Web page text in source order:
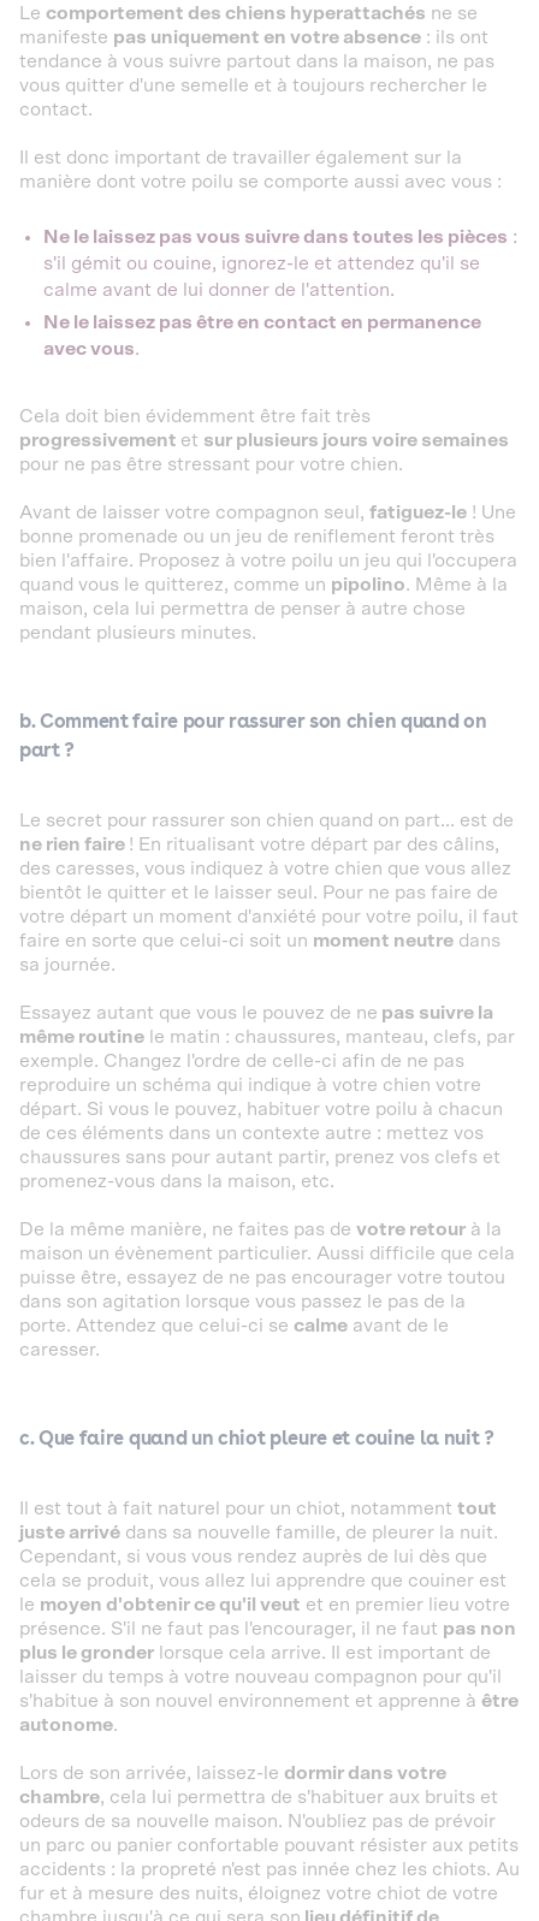
Le comportement des chiens hyperattachés ne se
manifeste pas uniquement en votre absence : ils ont
tendance à vous suivre partout dans la maison, ne pas
vous quitter d'une semelle et à toujours rechercher le
contact.
Il est donc important de travailler également sur la
manière dont votre poilu se comporte aussi avec vous :
Ne le laissez pas vous suivre dans toutes les pièces :
s'il gémit ou couine, ignorez-le et attendez qu'il se
calme avant de lui donner de l'attention.
Ne le laissez pas être en contact en permanence
avec vous.
Cela doit bien évidemment être fait très
progressivement et sur plusieurs jours voire semaines
pour ne pas être stressant pour votre chien.
Avant de laisser votre compagnon seul, fatiguez-le ! Une
bonne promenade ou un jeu de reniflement feront très
bien l'affaire. Proposez à votre poilu un jeu qui l'occupera
quand vous le quitterez, comme un pipolino. Même à la
maison, cela lui permettra de penser à autre chose
pendant plusieurs minutes.
b. Comment faire pour rassurer son chien quand on
part ?
Le secret pour rassurer son chien quand on part... est de
ne rien faire ! En ritualisant votre départ par des câlins,
des caresses, vous indiquez à votre chien que vous allez
bientôt le quitter et le laisser seul. Pour ne pas faire de
votre départ un moment d'anxiété pour votre poilu, il faut
faire en sorte que celui-ci soit un moment neutre dans
sa journée.
Essayez autant que vous le pouvez de ne pas suivre la
même routine le matin : chaussures, manteau, clefs, par
exemple. Changez l'ordre de celle-ci afin de ne pas
reproduire un schéma qui indique à votre chien votre
départ. Si vous le pouvez, habituer votre poilu à chacun
de ces éléments dans un contexte autre : mettez vos
chaussures sans pour autant partir, prenez vos clefs et
promenez-vous dans la maison, etc.
De la même manière, ne faites pas de votre retour à la
maison un évènement particulier. Aussi difficile que cela
puisse être, essayez de ne pas encourager votre toutou
dans son agitation lorsque vous passez le pas de la
porte. Attendez que celui-ci se calme avant de le
caresser.
c. Que faire quand un chiot pleure et couine la nuit ?
Il est tout à fait naturel pour un chiot, notamment tout
juste arrivé dans sa nouvelle famille, de pleurer la nuit.
Cependant, si vous vous rendez auprès de lui dès que
cela se produit, vous allez lui apprendre que couiner est
le moyen d'obtenir ce qu'il veut et en premier lieu votre
présence. S'il ne faut pas l'encourager, il ne faut pas non
plus le gronder lorsque cela arrive. Il est important de
laisser du temps à votre nouveau compagnon pour qu'il
s'habitue à son nouvel environnement et apprenne à être
autonome.
Lors de son arrivée, laissez-le dormir dans votre
chambre, cela lui permettra de s'habituer aux bruits et
odeurs de sa nouvelle maison. N'oubliez pas de prévoir
un parc ou panier confortable pouvant résister aux petits
accidents : la propreté n'est pas innée chez les chiots. Au
fur et à mesure des nuits, éloignez votre chiot de votre
chambre jusqu'à ce qui sera son lieu définitif de